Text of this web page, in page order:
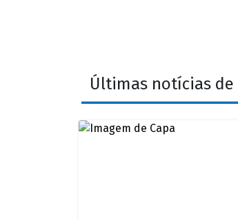
Últimas notícias de